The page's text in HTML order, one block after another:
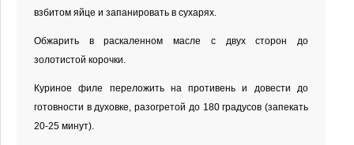
взбитом яйце и запанировать в сухарях.
Обжарить в раскаленном масле с двух сторон до
золотистой корочки.
Куриное филе переложить на противень и довести до
готовности в духовке, разогретой до 180 градусов (запекать
20-25 минут).